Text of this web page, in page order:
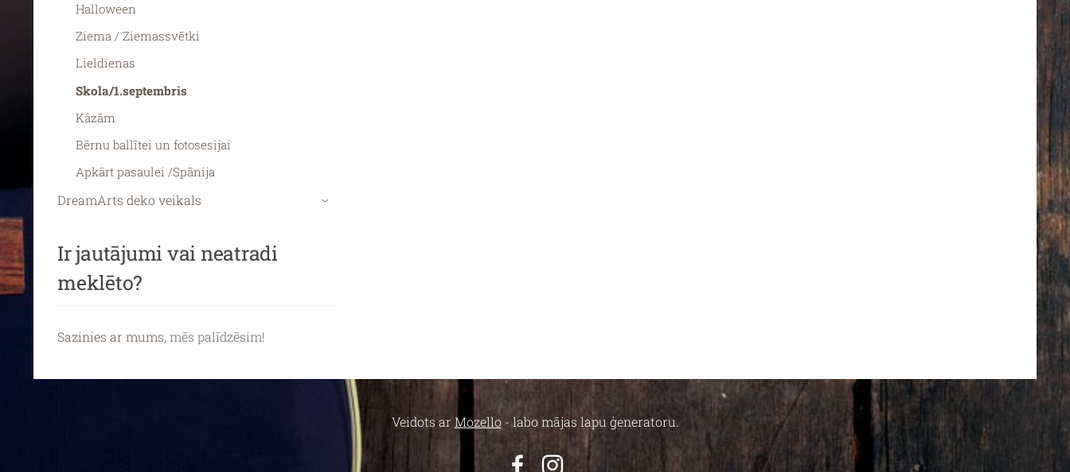
Halloween
Ziema / Ziemassvētki
Lieldienas
Skola/1.septembris
Kāzām
Bērnu ballītei un fotosesijai
Apkārt pasaulei /Spānija
DreamArts deko veikals ›
Ir jautājumi vai neatradi
meklēto?
Sazinies ar mums, mēs palīdzēsim!
Veidots ar Mozello- labo mājas lapu ģeneratoru.